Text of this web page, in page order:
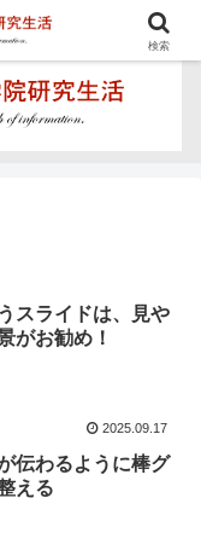
Degree -
スライドは、見や
がお勧め！
2025.09.17
伝わるように棒グ
える
検索